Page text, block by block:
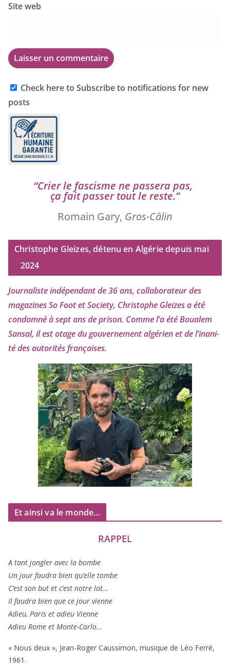
Site web
Check here to Subscribe to notifications for new
posts
“Crier le fas­cisme ne pas­se­ra pas,
ça fait pas­ser tout le reste.”
Romain Gary, Gros-Câlin
Christophe Gleizes, détenu en Algérie depuis mai
2024
Journaliste indé­pen­dant de36ans, col­la­bo­ra­teur des
maga­zines So Foot et Society, Christophe Gleizesa été
condam­né à sept ans de pri­son. Comme l’a été Boualem
Sansal, il est otage du gou­ver­ne­ment algé­rien et de l’i­na­ni­
té des auto­ri­tés françaises.
Et ainsi va le monde…
RAPPEL
A tant jon­gler avec la bombe
Un jour fau­dra bien qu’elle tombe
C’est son but et c’est notre lot…
Il fau­dra bien que ce jour vienne
Adieu, Paris et adieu Vienne
Adieu Rome et Monte-Carlo…
« Nous deux », Jean-Roger Caussimon, musique de Léo Ferré,
1961 .